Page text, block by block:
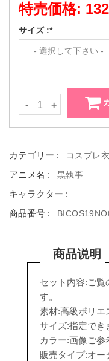
特売価格:
サイズ :*
- +
カテゴリー : コスプレ
アニメ名 : 黒執事
キャラクター :
商品番号 :
商品说明
セット内容:ご覧
す。
素材:高級ポリエ
サイズ:指定でき
カラー:画像ご参
販売タイプ:オー